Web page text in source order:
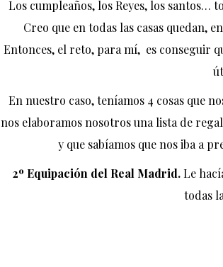
Los cumpleaños, los Reyes, los santos…
Creo que en todas las casas quedan,
Entonces, el reto, para mí, es conseguir
En nuestro caso, teníamos 4 cosas que
nos elaboramos nosotros una lista de
y que sabíamos que nos iba a
2º Equipación del Real Madrid.Le
todas